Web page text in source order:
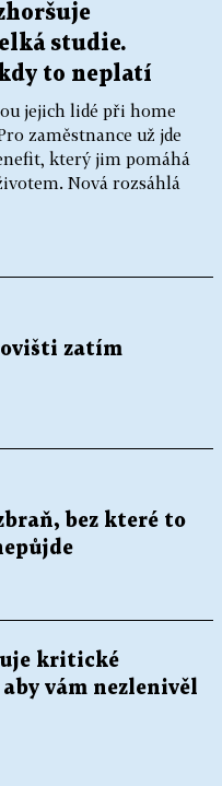
studie.
to neplatí
jejich lidé při home
zaměstnance už jde
který jim pomáhá
Nová rozsáhlá
zatím
bez které to
kritické
vám nezlenivěl